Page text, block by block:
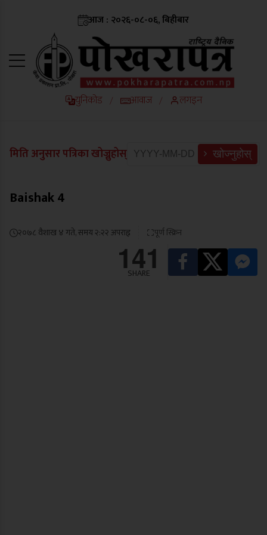
आज : २०२६-०८-०६, बिहीबार
युनिकोड / आवाज / लगइन
मिति अनुसार पत्रिका खोज्नुहोस् खोज्नुहोस्
Baishak 4
२०७८ वैशाख ४ गते, समय २:२२ अपराह्न पूर्ण स्क्रिन
141
SHARE